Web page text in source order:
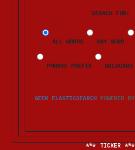
SEARCH FOR:
ALL WORDS ANY WORD
PHRASE PREFIX WILDCARD
GEEK ELASTICSEARCH POWERED BY
TICKER